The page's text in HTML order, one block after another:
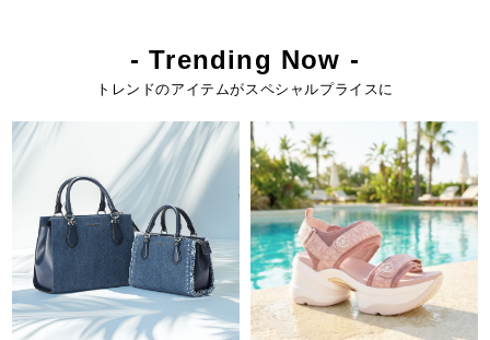
- Trending Now -
トレンドのアイテムがスペシャルプライスに